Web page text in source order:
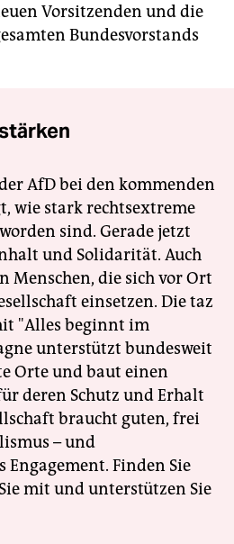
Vorsitzenden und die
Bundesvorstands
AfD bei den kommenden
wie stark rechtsextreme
sind. Gerade jetzt
und Solidarität. Auch
Menschen, die sich vor Ort
einsetzen. Die taz
"Alles beginnt im
unterstützt bundesweit
Orte und baut einen
deren Schutz und Erhalt
braucht guten, frei
– und
Finden Sie
mit und unterstützen Sie